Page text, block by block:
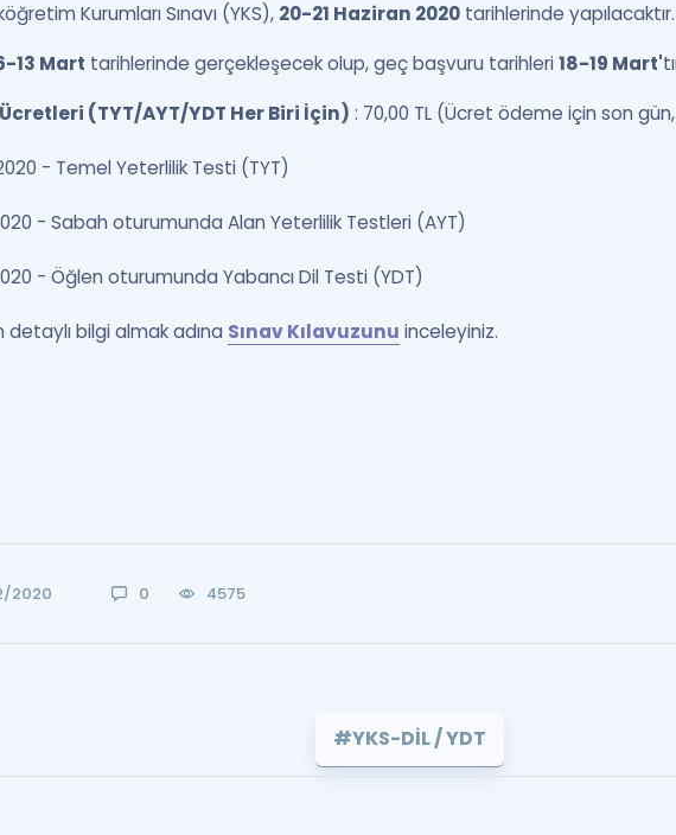
Kurumları Sınavı (YKS), 20-21 Haziran 2020 tarihlerinde yapılacaktır.
13 Mart tarihlerinde gerçekleşecek olup, geç başvuru tarihleri18-19 Mart'
Ücretleri (TYT/AYT/YDT Her Biri İçin) : 70,00 TL (Ücret ödeme için son
- Temel Yeterlilik Testi (TYT)
- Sabah oturumunda Alan Yeterlilik Testleri (AYT)
- Öğlen oturumunda Yabancı Dil Testi (YDT)
detaylı bilgi almak adına Sınav Kılavuzunu inceleyiniz.
2020 0 4575
#YKS-DİL / YDT